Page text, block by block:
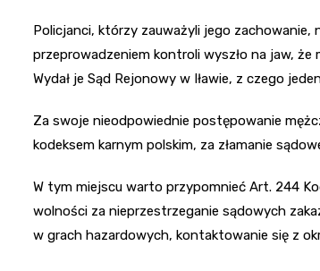
Policjanci, którzy zauważyli jego
przeprowadzeniem kontroli wyszło na jaw,
Wydał je Sąd Rejonowy w Iławie, z czego
Za swoje nieodpowiednie postępowanie
kodeksem karnym polskim, za złamanie
W tym miejscu warto przypomnieć Art. 244
wolności za nieprzestrzeganie sądowych
w grach hazardowych, kontaktowanie się z